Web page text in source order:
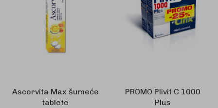
Ascorvita Max šumeće
tablete
PROMO Plivit C 1000
Plus